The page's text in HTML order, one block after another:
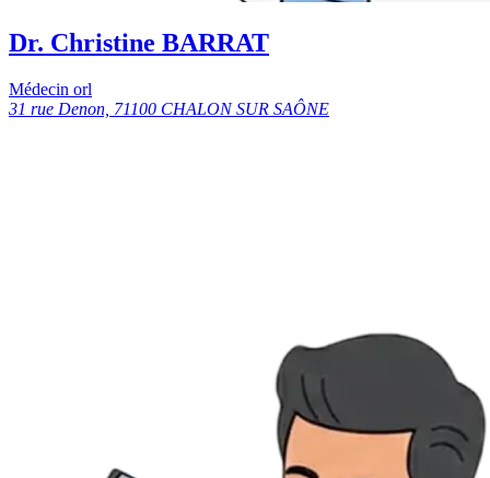
Dr. Christine BARRAT
Médecin orl
31 rue Denon, 71100 CHALON SUR SAÔNE